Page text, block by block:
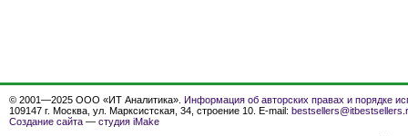
© 2001—2025 ООО «ИТ Аналитика». Информация об авторских правах и порядке
109147 г. Москва, ул. Марксистская, 34, строение 10. E-mail:
Создание сайта — студия iMake